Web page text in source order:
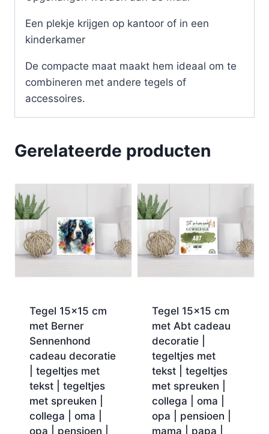
Een plekje krijgen op kantoor of in een
kinderkamer
De compacte maat maakt hem ideaal om te
combineren met andere tegels of
accessoires.
Gerelateerde producten
Tegel 15×15 cm
met Berner
Sennenhond
cadeau decoratie
| tegeltjes met
tekst | tegeltjes
met spreuken |
collega | oma |
opa | pensioen |
Tegel 15×15 cm
met Abt cadeau
decoratie |
tegeltjes met
tekst | tegeltjes
met spreuken |
collega | oma |
opa | pensioen |
mama | papa |